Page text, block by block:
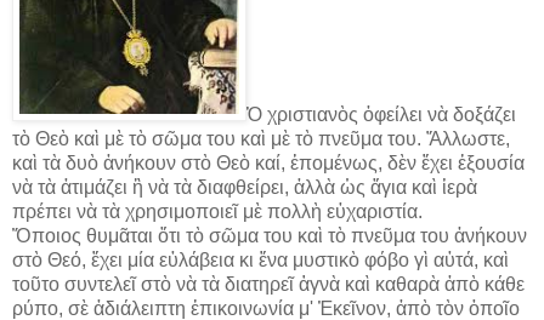
Ὁ χριστιανὸς ὀφείλει νὰ δοξάζει
τὸ Θεὸ καὶ μὲ τὸ σῶμα του καὶ μὲ τὸ πνεῦμα του. Ἄλλωστε,
καὶ τὰ δυὸ ἀνήκουν στὸ Θεὸ καί, ἑπομένως, δὲν ἔχει ἐξουσία
νὰ τὰ ἀτιμάζει ἢ νὰ τὰ διαφθείρει, ἀλλὰ ὡς ἅγια καὶ ἱερὰ
πρέπει νὰ τὰ χρησιμοποιεῖ μὲ πολλὴ εὐχαριστία.
Ὅποιος θυμᾶται ὅτι τὸ σῶμα του καὶ τὸ πνεῦμα του ἀνήκουν
στὸ Θεό, ἔχει μία εὐλάβεια κι ἕνα μυστικὸ φόβο γὶ αὐτά, καὶ
τοῦτο συντελεῖ στὸ νὰ τὰ διατηρεῖ ἁγνὰ καὶ καθαρὰ ἀπὸ κάθε
ρύπο, σὲ ἀδιάλειπτη ἐπικοινωνία μ' Ἐκεῖνον, ἀπὸ τὸν ὁποῖο